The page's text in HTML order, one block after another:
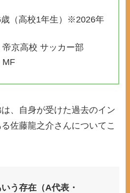
（高校1年生）※2026年
帝京高校 サッカー部
MF
、自身が受けた過去のイン
佐藤龍之介さんについてこ
いう存在（A代表・